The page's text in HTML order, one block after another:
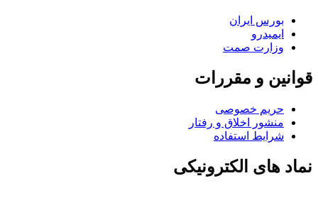
بورس ایران
ایمیدرو
وزارت صمت
قوانین و مقررات
حریم خصوصی
منشور اخلاق و رفتار
شرایط استفاده
نماد های الکترونیکی